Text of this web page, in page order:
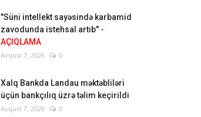
"Süni intellekt sayəsində karbamid
zavodunda istehsal artıb" -
AÇIQLAMA
Avqust 7, 2026 0
Xalq Bankda Landau məktəbliləri
üçün bankçılıq üzrə təlim keçirildi
Avqust 7, 2026 0